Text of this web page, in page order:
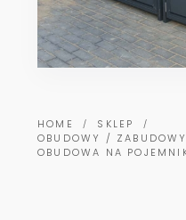
HOME / SKLEP /
OBUDOWY /
OBUDOWA NA